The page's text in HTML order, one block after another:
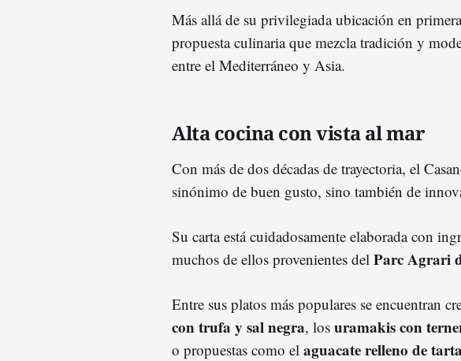
Más allá de su privilegiada ubicación en
propuesta culinaria que mezcla tradición y
entre el Mediterráneo y Asia.
Alta cocina con vista al mar
Con más de dos décadas de trayectoria, el
sinónimo de buen gusto, sino también de
Su carta está cuidadosamente elaborada con
muchos de ellos provenientes del Parc Agrari
Entre sus platos más populares se encuentran
con trufa y sal negra, los uramakis con
o propuestas como el aguacate relleno de